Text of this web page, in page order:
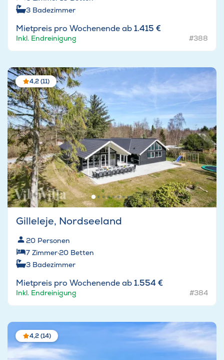
3 Badezimmer
Mietpreis pro Wochenende ab1.415 €
Inkl. Endreinigung #388
4,2 (11)
Gilleleje, Nordseeland
20 Personen
7 Zimmer·20 Betten
3 Badezimmer
Mietpreis pro Wochenende ab1.554 €
Inkl. Endreinigung #384
4,2 (14)